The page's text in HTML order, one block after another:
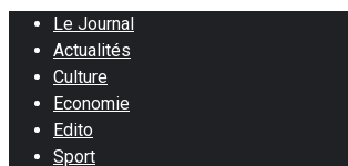
Le Journal
Actualités
Culture
Economie
Edito
Sport